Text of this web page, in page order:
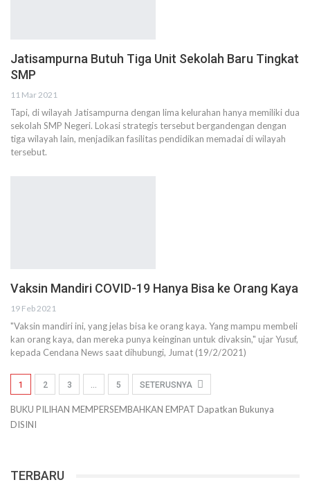
Jatisampurna Butuh Tiga Unit Sekolah Baru Tingkat
SMP
11 Mar 2021
Tapi, di wilayah Jatisampurna dengan lima kelurahan hanya memiliki dua
sekolah SMP Negeri. Lokasi strategis tersebut bergandengan dengan
tiga wilayah lain, menjadikan fasilitas pendidikan memadai di wilayah
tersebut.
Vaksin Mandiri COVID-19 Hanya Bisa ke Orang Kaya
19 Feb 2021
"Vaksin mandiri ini, yang jelas bisa ke orang kaya. Yang mampu membeli
kan orang kaya, dan mereka punya keinginan untuk divaksin," ujar Yusuf,
kepada Cendana News saat dihubungi, Jumat (19/2/2021)
1 2 3 … 5 SETERUSNYA
BUKU PILIHAN MEMPERSEMBAHKAN EMPAT Dapatkan Bukunya
DISINI
TERBARU